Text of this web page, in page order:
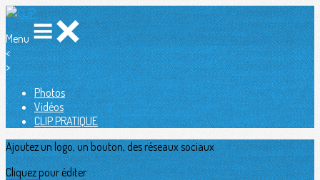
Menu
<
>
Photos
Vidéos
CLIP PRATIQUE
Ajoutez un logo, un bouton, des réseaux sociaux
Cliquez pour éditer